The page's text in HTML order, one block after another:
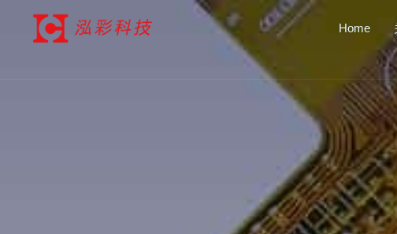
Home